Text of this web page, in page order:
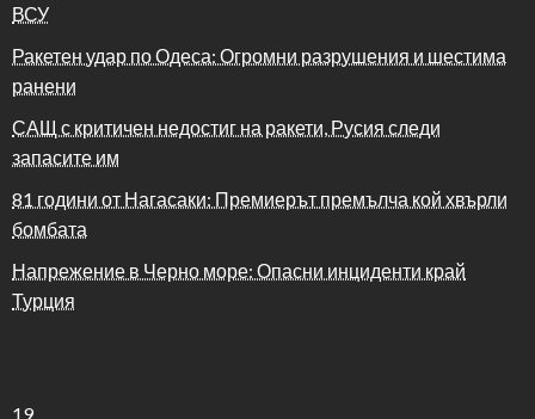
ВСУ
Ракетен удар по Одеса: Огромни разрушения и шестима
ранени
САЩ с критичен недостиг на ракети, Русия следи
запасите им
81 години от Нагасаки: Премиерът премълча кой хвърли
бомбата
Напрежение в Черно море: Опасни инциденти край
Турция
19